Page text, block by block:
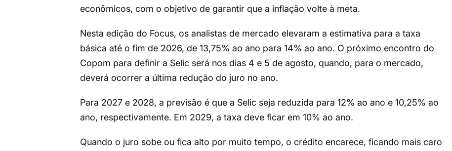
econômicos, com o objetivo de garantir que a inflação volte à meta.
Nesta edição do Focus, os analistas de mercado elevaram a estimativa para a taxa
básica até o fim de 2026, de 13,75% ao ano para 14% ao ano. O próximo encontro do
Copom para definir a Selic será nos dias 4 e 5 de agosto, quando, para o mercado,
deverá ocorrer a última redução do juro no ano.
Para 2027 e 2028, a previsão é que a Selic seja reduzida para 12% ao ano e 10,25% ao
ano, respectivamente. Em 2029, a taxa deve ficar em 10% ao ano.
Quando o juro sobe ou fica alto por muito tempo, o crédito encarece, ficando mais caro